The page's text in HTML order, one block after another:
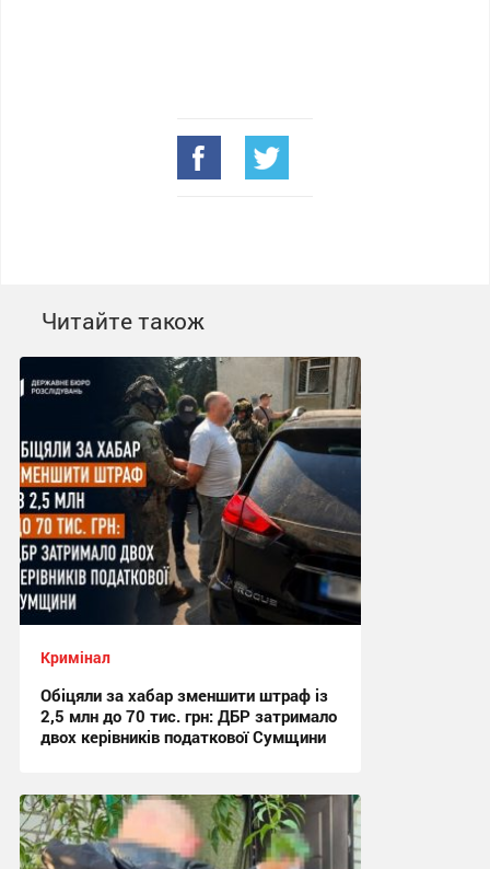
Читайте також
Кримінал
Обіцяли за хабар зменшити штраф із
2,5 млн до 70 тис. грн: ДБР затримало
двох керівників податкової Сумщини
17:42, 6.08.2026